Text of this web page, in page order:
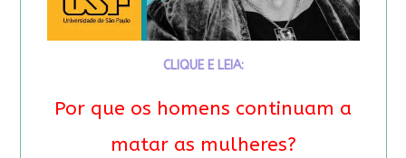
CLIQUE E LEIA:
Por que os homens continuam a
matar as mulheres?